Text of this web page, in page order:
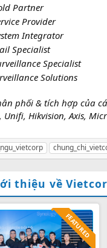
Partner
Provider
Integrator
Specialist
Specialist
Solutions
phối & tích hợp của
Unifi, Hikvision, Axis,
thiệu về
FEATURED